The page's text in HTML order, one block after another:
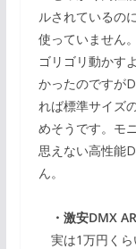
ルされているの
使っていません
ゴリゴリ動かす
かったのですが
れば標準サイズ
めそうです。モ
思えない高性能
ん。
・激安DMX
実は1万円くら